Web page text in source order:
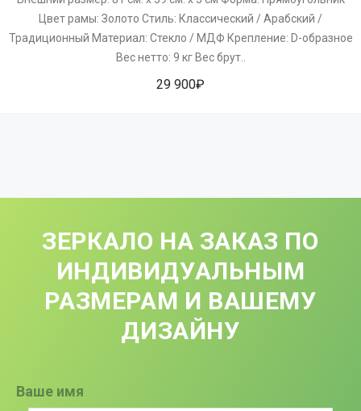
Цвет рамы: Золото Стиль: Классический / Арабский /
Традиционный Материал: Стекло / МДФ Крепление: D-образное
Вес нетто: 9 кг Вес брут..
29 900₽
ЗЕРКАЛО НА ЗАКАЗ ПО
ИНДИВИДУАЛЬНЫМ
РАЗМЕРАМ И ВАШЕМУ
ДИЗАЙНУ
Ваше имя